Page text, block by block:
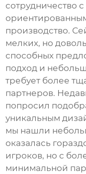
сотрудничество
производство.
мелких, но
способных
подход и
требует более
партнеров.
попросил
уникальным
мы нашли
оказалась
игроков, но с
минимальной